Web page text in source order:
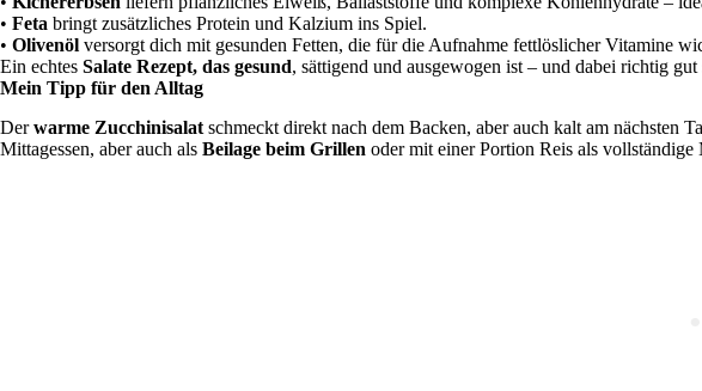
• Feta bringt zusätzliches Protein und Kalzium ins Spiel.
• Olivenöl versorgt dich mit gesunden Fetten, die für die Aufnahme fettlöslicher Vitamine
Ein echtes Salate Rezept, das gesund, sättigend und ausgewogen ist – und dabei richtig gut
Mein Tipp für den Alltag
Derwarme Zucchinisalat schmeckt direkt nach dem Backen, aber auch kalt am nächsten
Mittagessen, aber auch als Beilage beim Grillen oder mit einer Portion Reis als